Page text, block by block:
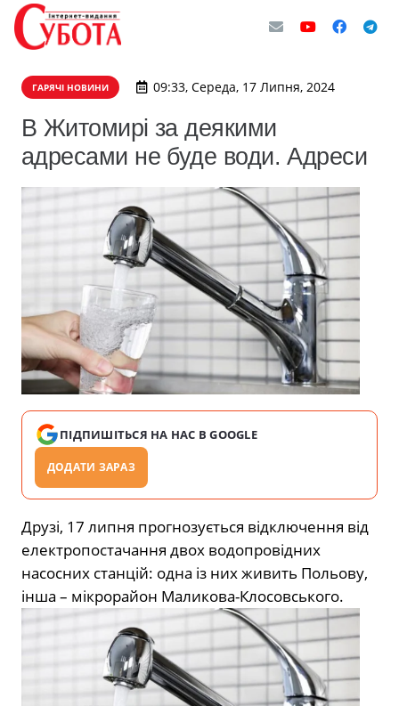
ГАРЯЧІ НОВИНИ 09:33, Середа, 17 Липня, 2024
В Житомирі за деякими
адресами не буде води. Адреси
ПІДПИШІТЬСЯ НА НАС В GOOGLE
ДОДАТИ ЗАРАЗ
Друзі, 17 липня прогнозується відключення від
електропостачання двох водопровідних
насосних станцій: одна із них живить Польову,
інша – мікрорайон Маликова-Клосовського.